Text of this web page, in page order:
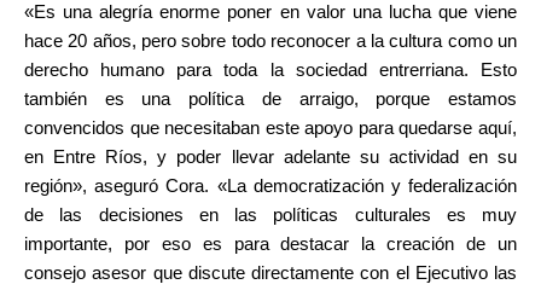
«Es una alegría enorme poner en valor una lucha que viene
hace 20 años, pero sobre todo reconocer a la cultura como un
derecho humano para toda la sociedad entrerriana. Esto
también es una política de arraigo, porque estamos
convencidos que necesitaban este apoyo para quedarse aquí,
en Entre Ríos, y poder llevar adelante su actividad en su
región», aseguró Cora. «La democratización y federalización
de las decisiones en las políticas culturales es muy
importante, por eso es para destacar la creación de un
consejo asesor que discute directamente con el Ejecutivo las